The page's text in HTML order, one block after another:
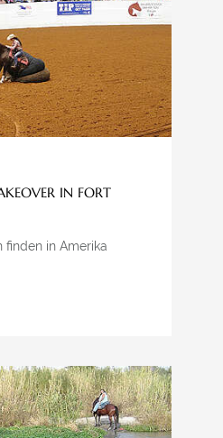
IN FORT
finden in Amerika